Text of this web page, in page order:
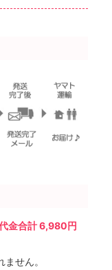
金合計 6,980円
せん。